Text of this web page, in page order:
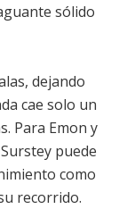
sólido
dejando
cae solo un
Para Emon y
puede
como
recorrido.